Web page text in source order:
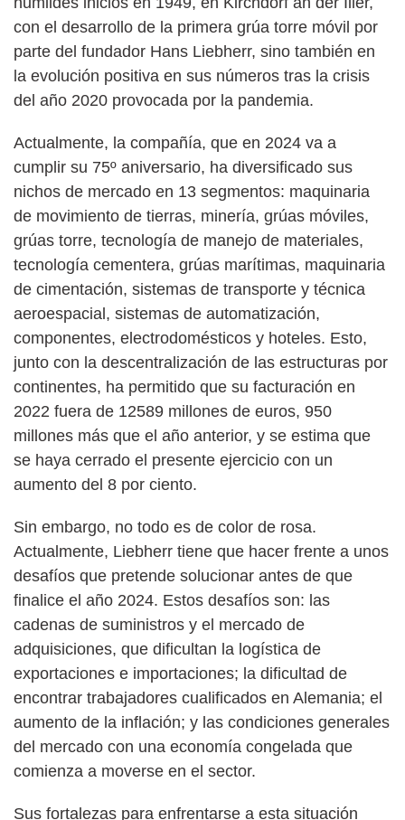
con el desarrollo de la primera grúa torre móvil por
parte del fundador Hans Liebherr, sino también en
la evolución positiva en sus números tras la crisis
del año 2020 provocada por la pandemia.
Actualmente, la compañía, que en 2024 va a
cumplir su 75º aniversario, ha diversificado sus
nichos de mercado en 13 segmentos: maquinaria
de movimiento de tierras, minería, grúas móviles,
grúas torre, tecnología de manejo de materiales,
tecnología cementera, grúas marítimas, maquinaria
de cimentación, sistemas de transporte y técnica
aeroespacial, sistemas de automatización,
componentes, electrodomésticos y hoteles. Esto,
junto con la descentralización de las estructuras por
continentes, ha permitido que su facturación en
2022 fuera de 12589 millones de euros, 950
millones más que el año anterior, y se estima que
se haya cerrado el presente ejercicio con un
aumento del 8 por ciento.
Sin embargo, no todo es de color de rosa.
Actualmente, Liebherr tiene que hacer frente a unos
desafíos que pretende solucionar antes de que
finalice el año 2024. Estos desafíos son: las
cadenas de suministros y el mercado de
adquisiciones, que dificultan la logística de
exportaciones e importaciones; la dificultad de
encontrar trabajadores cualificados en Alemania; el
aumento de la inflación; y las condiciones generales
del mercado con una economía congelada que
comienza a moverse en el sector.
Sus fortalezas para enfrentarse a esta situación